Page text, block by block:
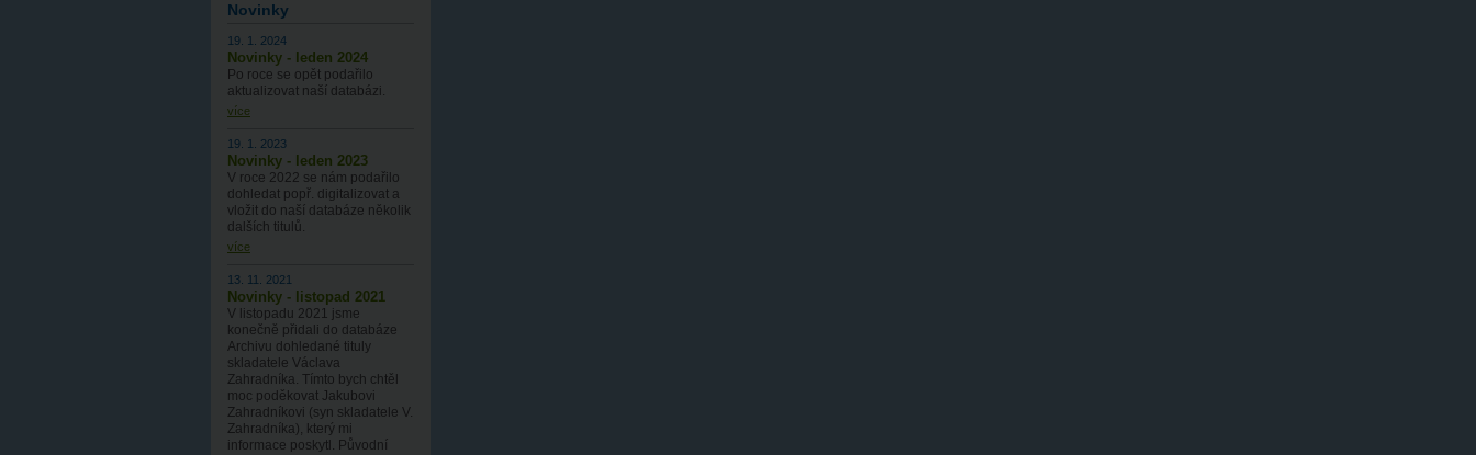
Novinky
19. 1. 2024
Novinky - leden 2024
Po roce se opět podařilo
aktualizovat naší databázi.
více
19. 1. 2023
Novinky - leden 2023
V roce 2022 se nám podařilo
dohledat popř. digitalizovat a
vložit do naší databáze několik
dalších titulů.
více
13. 11. 2021
Novinky - listopad 2021
V listopadu 2021 jsme
konečně přidali do databáze
Archivu dohledané tituly
skladatele Václava
Zahradníka. Tímto bych chtěl
moc poděkovat Jakubovi
Zahradníkovi (syn skladatele V.
Zahradníka), který mi
informace poskytl. Původní